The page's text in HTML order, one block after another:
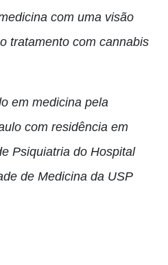
com uma visão
tratamento com cannabis
em medicina pela
com residência em
Psiquiatria do Hospital
de Medicina da USP